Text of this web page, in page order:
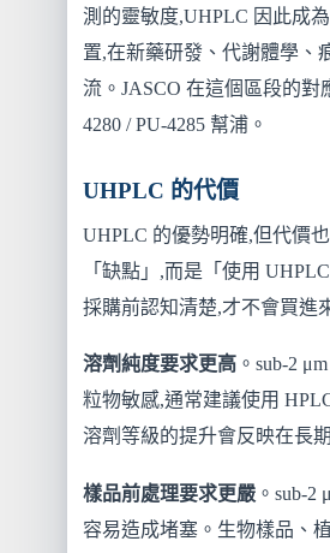
測的靈敏度,UHPLC 因此成
置,在新藥研發、代謝體學、
流。JASCO 在這個區段的對
4280 / PU-4285 幫浦。
UHPLC 的代價
UHPLC 的優勢明確,但代價
「缺點」,而是「使用
採購前認知清楚,才不會買進
溶劑純度要求更高。sub-2
粒物敏感,通常建議使用
溶劑等級的提升會反映在長
樣品前處理要求更嚴。sub-2
容易造成堵塞。生物樣品、